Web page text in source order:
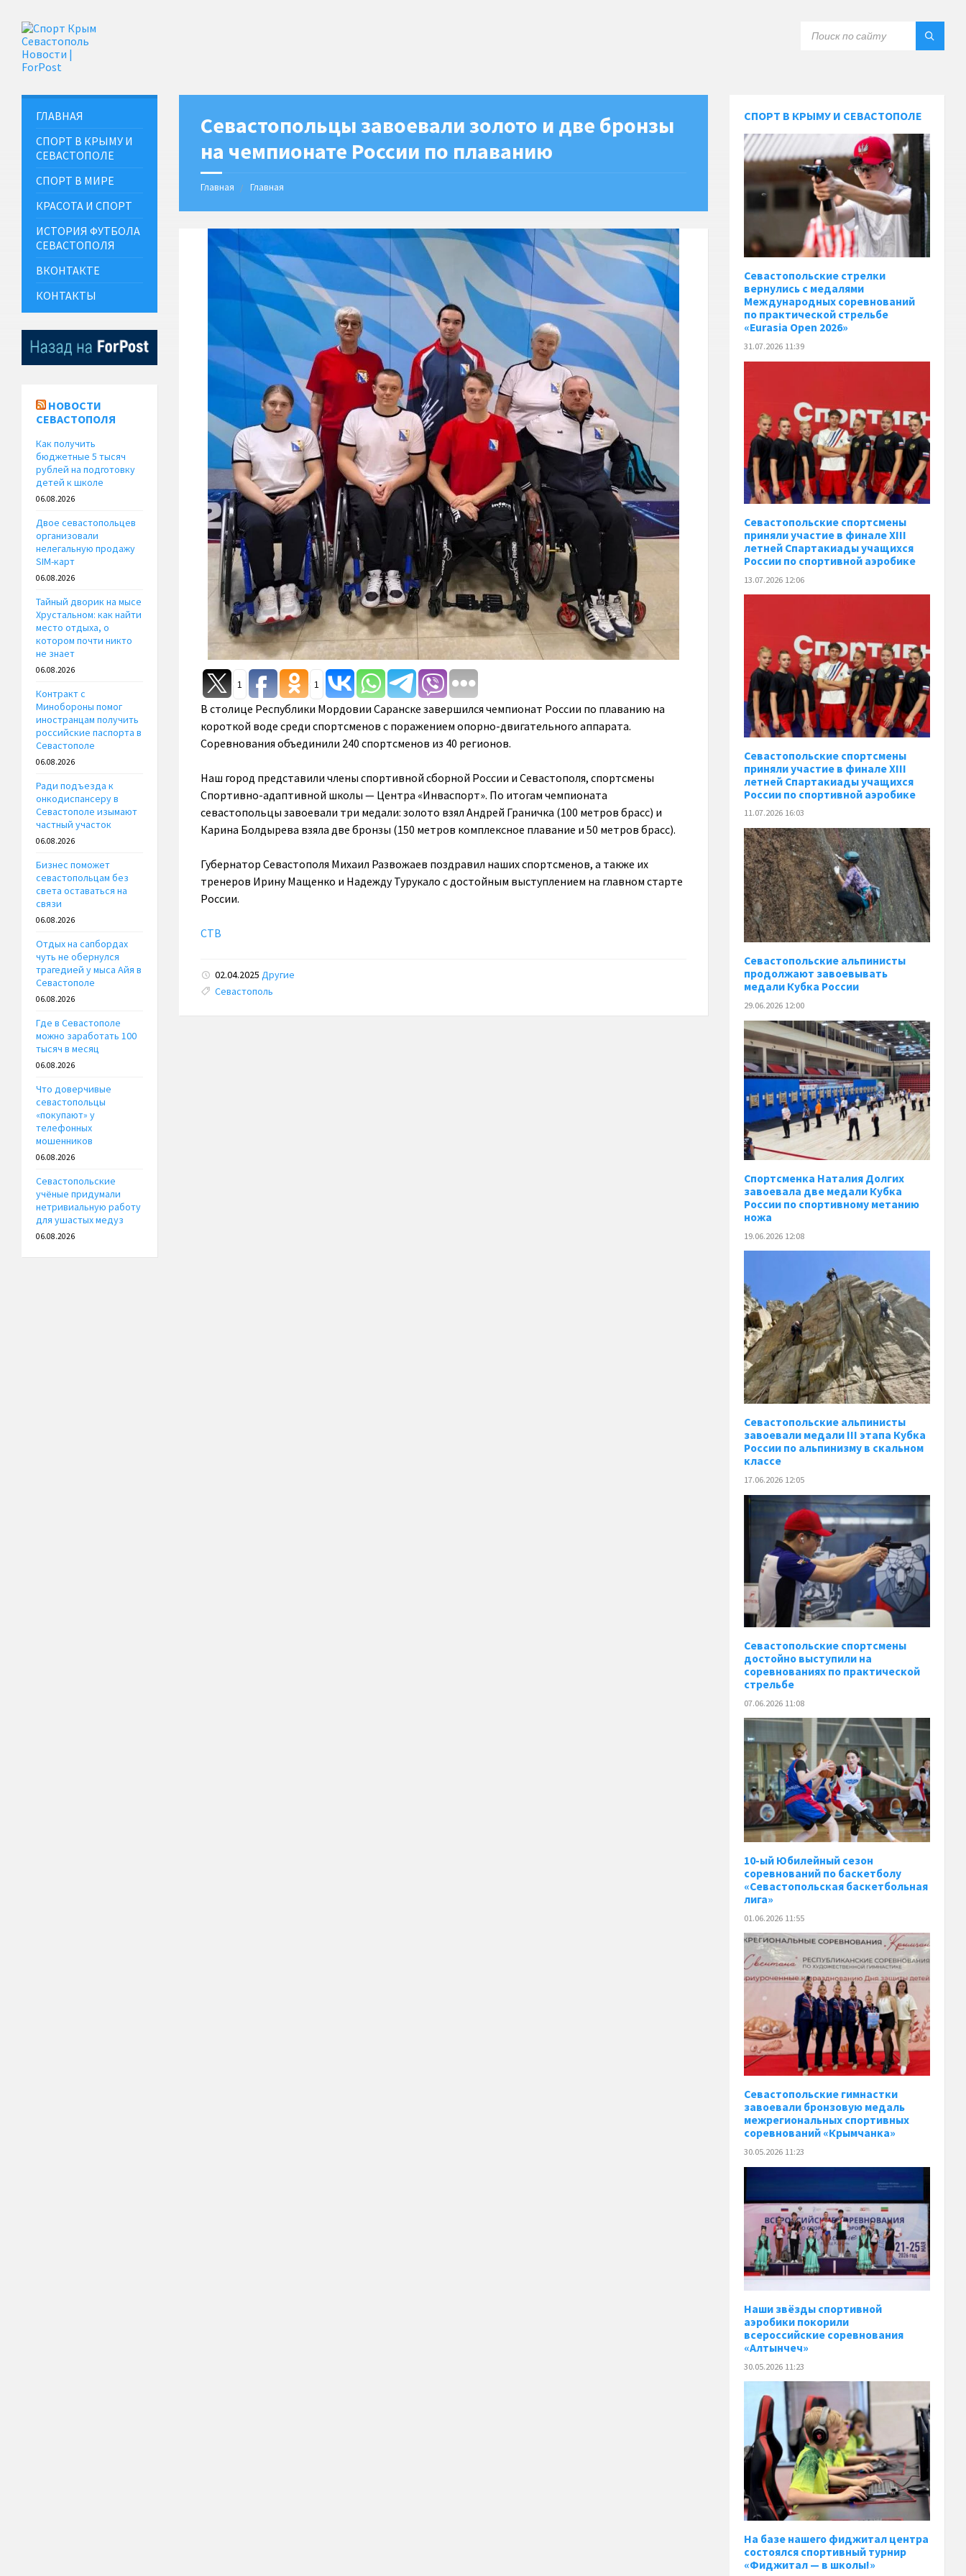
Севастопольцы завоевали золото и две бронзы
на чемпионате России по плаванию
Главная Главная
1 1
В столице Республики Мордовии Саранске завершился чемпионат России по плаванию на
короткой воде среди спортсменов с поражением опорно-двигательного аппарата.
Соревнования объединили 240 спортсменов из 40 регионов.
Наш город представили члены спортивной сборной России и Севастополя, спортсмены
Спортивно-адаптивной школы — Центра «Инваспорт». По итогам чемпионата
севастопольцы завоевали три медали: золото взял Андрей Граничка (100 метров брасс) и
Карина Болдырева взяла две бронзы (150 метров комплексное плавание и 50 метров брасс).
Губернатор Севастополя Михаил Развожаев поздравил наших спортсменов, а также их
тренеров Ирину Мащенко и Надежду Турукало с достойным выступлением на главном старте
России.
СТВ
02.04.2025 Другие
Tags:
Севастополь
ГЛАВНАЯ
СПОРТ В КРЫМУ И
СЕВАСТОПОЛЕ
СПОРТ В МИРЕ
КРАСОТА И СПОРТ
ИСТОРИЯ ФУТБОЛА
СЕВАСТОПОЛЯ
ВКОНТАКТЕ
КОНТАКТЫ
НОВОСТИ
СЕВАСТОПОЛЯ
Как получить
бюджетные 5 тысяч
рублей на подготовку
детей к школе
06.08.2026
Двое севастопольцев
организовали
нелегальную продажу
SIM-карт
06.08.2026
Тайный дворик на мысе
Хрустальном: как найти
место отдыха, о
котором почти никто
не знает
06.08.2026
Контракт с
Минобороны помог
иностранцам получить
российские паспорта в
Севастополе
06.08.2026
Ради подъезда к
онкодиспансеру в
Севастополе изымают
частный участок
06.08.2026
Бизнес поможет
севастопольцам без
света оставаться на
связи
06.08.2026
Отдых на сапбордах
чуть не обернулся
трагедией у мыса Айя в
Севастополе
06.08.2026
Где в Севастополе
можно заработать 100
тысяч в месяц
06.08.2026
Что доверчивые
севастопольцы
«покупают» у
телефонных
мошенников
06.08.2026
Севастопольские
учёные придумали
нетривиальную работу
для ушастых медуз
06.08.2026
СПОРТ В КРЫМУ И СЕВАСТОПОЛЕ
Севастопольские стрелки
вернулись с медалями
Международных соревнований
по практической стрельбе
«Eurasia Open 2026»
31.07.2026 11:39
Севастопольские спортсмены
приняли участие в финале XIII
летней Спартакиады учащихся
России по спортивной аэробике
13.07.2026 12:06
Севастопольские спортсмены
приняли участие в финале XIII
летней Спартакиады учащихся
России по спортивной аэробике
11.07.2026 16:03
Севастопольские альпинисты
продолжают завоевывать
медали Кубка России
29.06.2026 12:00
Спортсменка Наталия Долгих
завоевала две медали Кубка
России по спортивному метанию
ножа
19.06.2026 12:08
Севастопольские альпинисты
завоевали медали III этапа Кубка
России по альпинизму в скальном
классе
17.06.2026 12:05
Севастопольские спортсмены
достойно выступили на
соревнованиях по практической
стрельбе
07.06.2026 11:08
10-ый Юбилейный сезон
соревнований по баскетболу
«Севастопольская баскетбольная
лига»
01.06.2026 11:55
Севастопольские гимнастки
завоевали бронзовую медаль
межрегиональных спортивных
соревнований «Крымчанка»
30.05.2026 11:23
Наши звёзды спортивной
аэробики покорили
всероссийские соревнования
«Алтынчеч»
30.05.2026 11:23
На базе нашего фиджитал центра
состоялся спортивный турнир
«Фиджитал — в школы!»